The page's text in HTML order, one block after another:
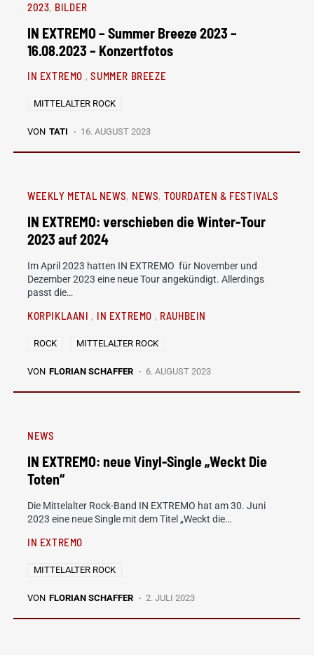
2023 BILDER
IN EXTREMO – Summer Breeze 2023 –
16.08.2023 – Konzertfotos
IN EXTREMO SUMMER BREEZE
MITTELALTER ROCK
VON TATI 16. AUGUST 2023
WEEKLY METAL NEWS NEWS TOURDATEN & FESTIVALS
IN EXTREMO: verschieben die Winter-Tour
2023 auf 2024
Im April 2023 hatten IN EXTREMO für November und
Dezember 2023 eine neue Tour angekündigt. Allerdings
passt die…
KORPIKLAANI IN EXTREMO RAUHBEIN
ROCK MITTELALTER ROCK
VON FLORIAN SCHAFFER 6. AUGUST 2023
NEWS
IN EXTREMO: neue Vinyl-Single „Weckt Die
Toten“
Die Mittelalter Rock-Band IN EXTREMO hat am 30. Juni
2023 eine neue Single mit dem Titel „Weckt die…
IN EXTREMO
MITTELALTER ROCK
VON FLORIAN SCHAFFER 2. JULI 2023